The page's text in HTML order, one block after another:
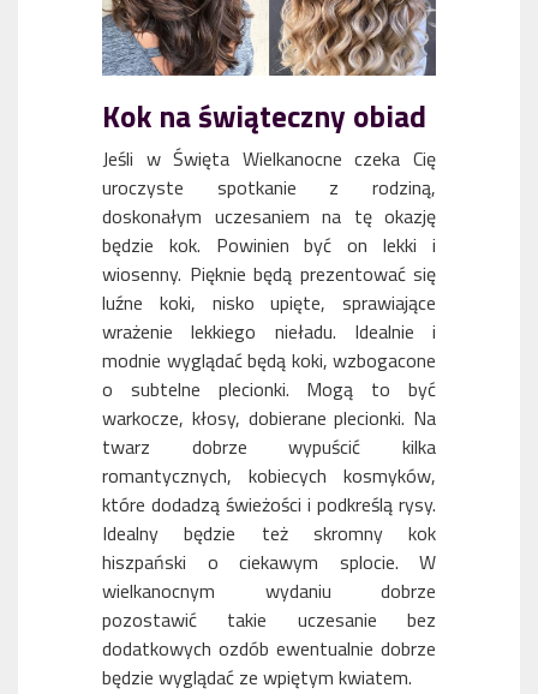
Kok na świąteczny obiad
Jeśli w Święta Wielkanocne czeka Cię
uroczyste spotkanie z rodziną,
doskonałym uczesaniem na tę okazję
będzie kok. Powinien być on lekki i
wiosenny. Pięknie będą prezentować się
luźne koki, nisko upięte, sprawiające
wrażenie lekkiego nieładu. Idealnie i
modnie wyglądać będą koki, wzbogacone
o subtelne plecionki. Mogą to być
warkocze, kłosy, dobierane plecionki. Na
twarz dobrze wypuścić kilka
romantycznych, kobiecych kosmyków,
które dodadzą świeżości i podkreślą rysy.
Idealny będzie też skromny kok
hiszpański o ciekawym splocie. W
wielkanocnym wydaniu dobrze
pozostawić takie uczesanie bez
dodatkowych ozdób ewentualnie dobrze
będzie wyglądać ze wpiętym kwiatem.